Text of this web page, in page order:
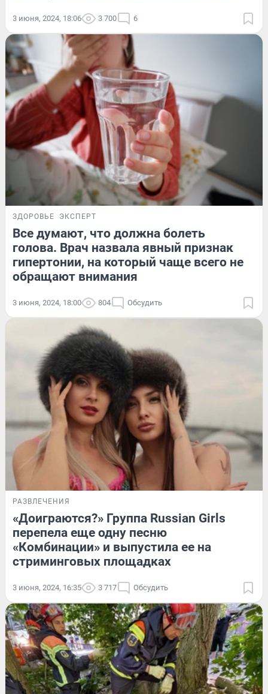
3 июня, 2024, 18:06 3 700 6
ЗДОРОВЬЕ ЭКСПЕРТ
Все думают, что должна болеть
голова. Врач назвала явный признак
гипертонии, на который чаще всего не
обращают внимания
3 июня, 2024, 18:00 804 Обсудить
РАЗВЛЕЧЕНИЯ
«Доиграются?» Группа Russian Girls
перепела еще одну песню
«Комбинации» и выпустила ее на
стриминговых площадках
3 июня, 2024, 16:35 3 717 Обсудить